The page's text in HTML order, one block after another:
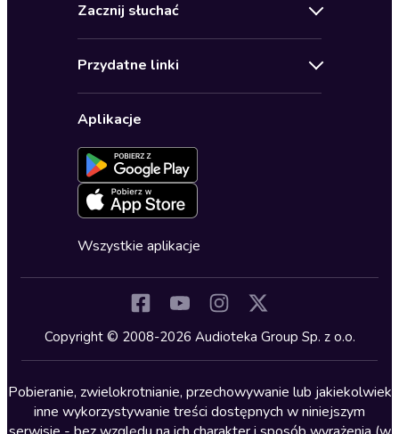
Biznes, marketing, ekonomia
Dla młodzieży
Kryminały
Lektury szkolne
Literatura anglojęzyczna
Literatura faktu
Pomoc
Ustawienia prywatności
Formularz zgłaszania nielegalnych treści
Deklaracja dostępności
Zacznij słuchać
Karnety
Oferta dla firm i bibliotek
Przydatne linki
Dołącz do newslettera
Blog
Zapowiedzi
Cykle audiobooków
Aplikacje
Wszystkie aplikacje
Copyright © 2008-2026 Audioteka Group Sp. z o.o.
Pobieranie, zwielokrotnianie, przechowywanie lub jakiekolwiek
inne wykorzystywanie treści dostępnych w niniejszym